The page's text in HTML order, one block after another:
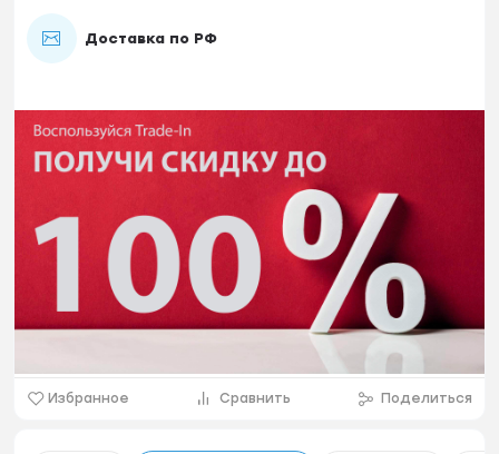
Доставка по РФ
Избранное Сравнить Поделиться